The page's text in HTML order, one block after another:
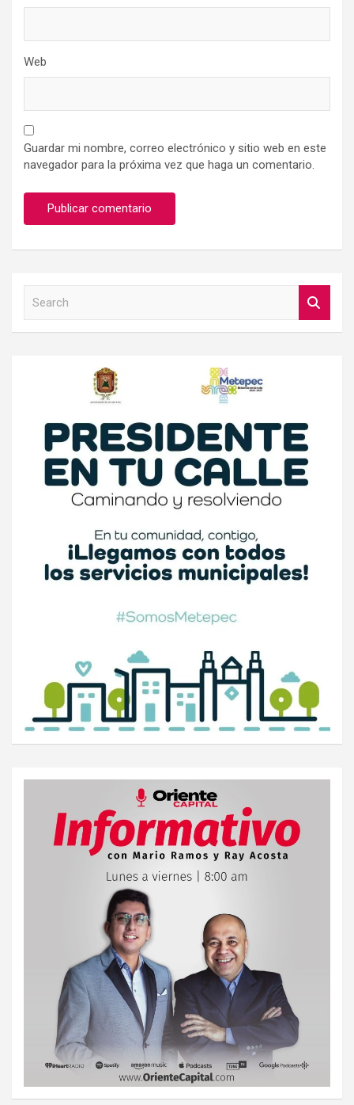
Web
Guardar mi nombre, correo electrónico y sitio web en este
navegador para la próxima vez que haga un comentario.